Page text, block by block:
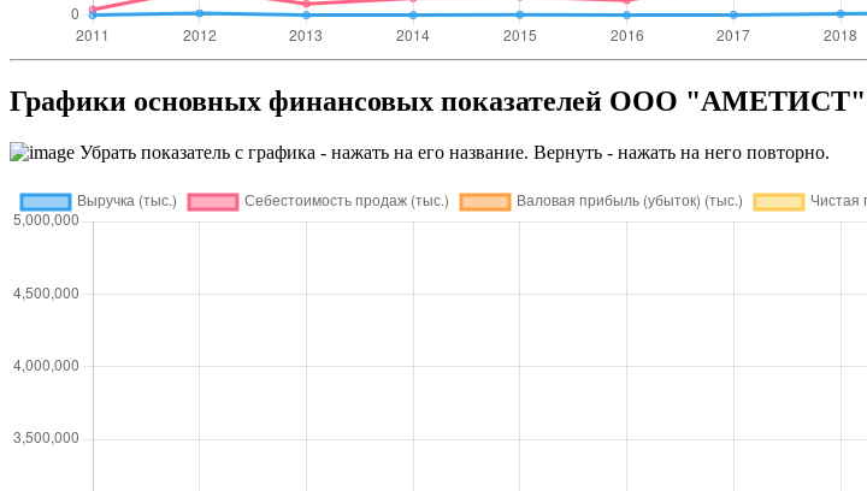
Графики основных финансовых показателей ООО "АМЕТИСТ"
Убрать показатель с графика - нажать на его название. Вернуть - нажать на него повторно.